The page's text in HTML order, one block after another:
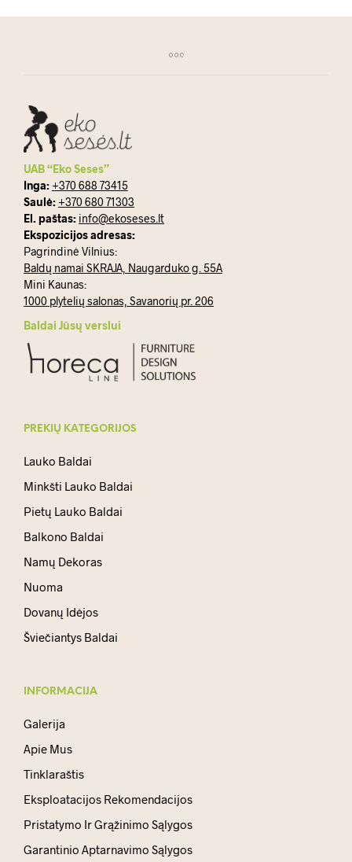
UAB “Eko Seses”
Inga: +370 688 73415
Saulė: +370 680 71303
El. paštas: info@ekoseses.lt
Ekspozicijos adresas:
Pagrindinė Vilnius:
Baldų namai SKRAJA, Naugarduko g. 55A
Mini Kaunas:
1000 plytelių salonas, Savanorių pr. 206
Baldai Jūsų verslui
PREKIŲ KATEGORIJOS
Lauko Baldai
Minkšti Lauko Baldai
Pietų Lauko Baldai
Balkono Baldai
Namų Dekoras
Nuoma
Dovanų Idėjos
Šviečiantys Baldai
INFORMACIJA
Galerija
Apie Mus
Tinklaraštis
Eksploatacijos Rekomendacijos
Pristatymo Ir Grąžinimo Sąlygos
Garantinio Aptarnavimo Sąlygos